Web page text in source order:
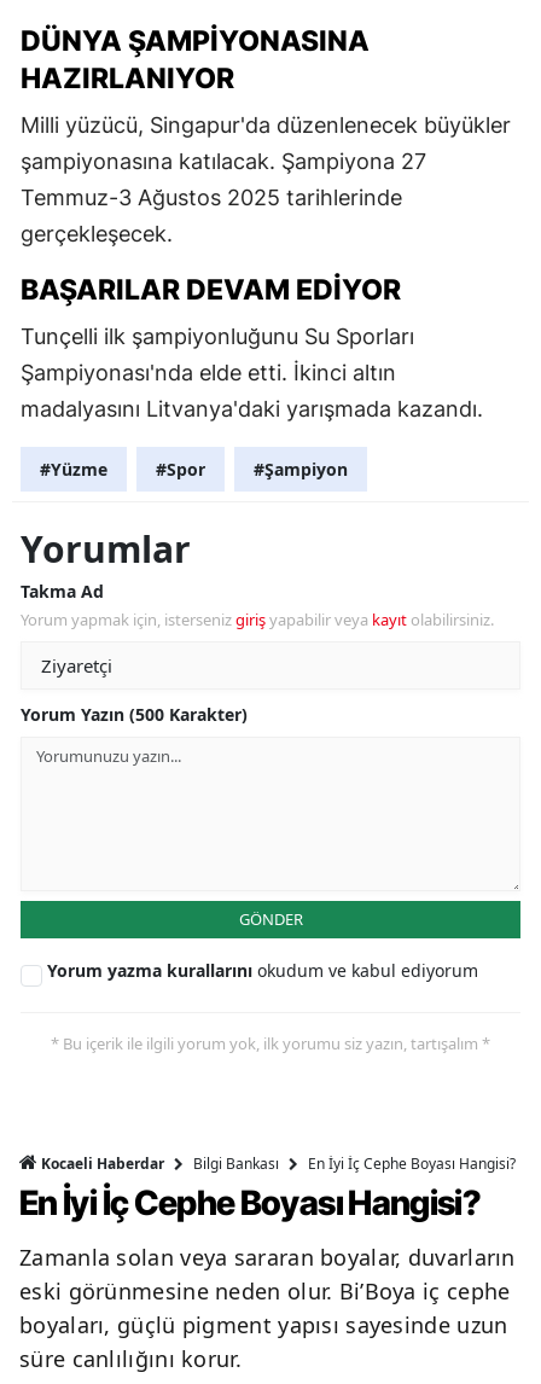
DÜNYA ŞAMPIYONASINA
HAZIRLANIYOR
Milli yüzücü, Singapur'da düzenlenecek büyükler
şampiyonasına katılacak. Şampiyona 27
Temmuz-3 Ağustos 2025 tarihlerinde
gerçekleşecek.
BAŞARILAR DEVAM EDIYOR
Tunçelli ilk şampiyonluğunu Su Sporları
Şampiyonası'nda elde etti. İkinci altın
madalyasını Litvanya'daki yarışmada kazandı.
#Yüzme #Spor #Şampiyon
Yorumlar
Takma Ad
Yorum yapmak için, istersenizgirişyapabilir veya kayıt olabilirsiniz.
Yorum Yazın (500 Karakter)
GÖNDER
Yorum yazma kurallarını okudum ve kabul ediyorum
* Bu içerik ile ilgili yorum yok, ilk yorumu siz yazın, tartışalım *
Kocaeli Haberdar Bilgi Bankası En İyi İç Cephe Boyası Hangisi?
En İyi İç Cephe Boyası Hangisi?
Zamanla solan veya sararan boyalar, duvarların
eski görünmesine neden olur. Bi’Boya iç cephe
boyaları, güçlü pigment yapısı sayesinde uzun
süre canlılığını korur.